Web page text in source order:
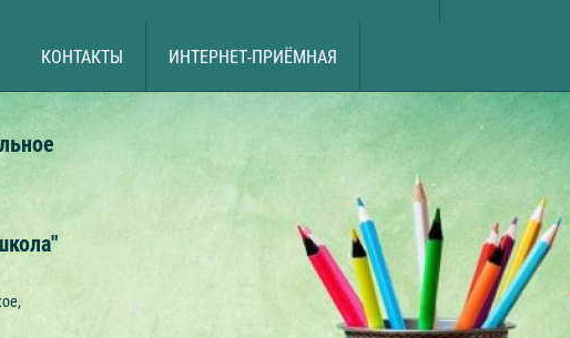
КОНТАКТЫ ИНТЕРНЕТ-ПРИЁМНАЯ